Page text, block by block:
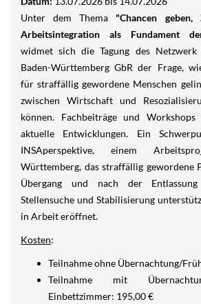
Unter dem Thema "Chancen
Arbeitsintegration als Fundament
widmet sich die Tagung des
Baden-Württemberg GbR der Frage,
für straffällig gewordene Menschen
zwischen Wirtschaft und
können. Fachbeiträge und
aktuelle Entwicklungen. Ein
INSAperspektive, einem
Württemberg, das straffällig gewordene
Übergang und nach der
Stellensuche und Stabilisierung
in Arbeit eröffnet.
Kosten:
Teilnahme ohne Übernachtung/
Teilnahme mit
Einbettzimmer: 195,00 €